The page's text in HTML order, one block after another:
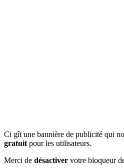
Ci gît une bannière de publicité qui
gratuit pour les utilisateurs.
Merci de désactiver votre bloqueur